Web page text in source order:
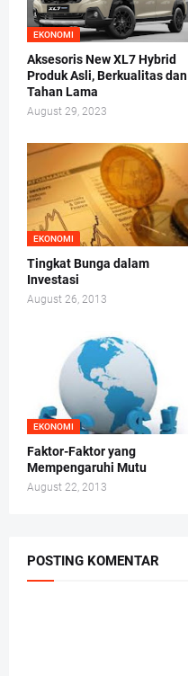
EKONOMI
Aksesoris New XL7 Hybrid
Produk Asli, Berkualitas dan
Tahan Lama
August 29, 2023
EKONOMI
Tingkat Bunga dalam
Investasi
August 26, 2013
EKONOMI
Faktor-Faktor yang
Mempengaruhi Mutu
August 22, 2013
POSTING KOMENTAR